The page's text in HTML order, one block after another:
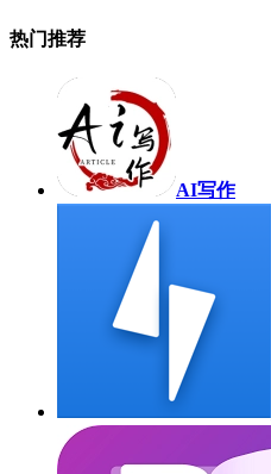
热门推荐
AI写作